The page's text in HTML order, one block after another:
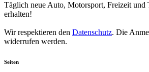
Täglich neue Auto, Motorsport, Freizeit und
erhalten!
Wir respektieren den Datenschutz. Die
widerrufen werden.
Seiten